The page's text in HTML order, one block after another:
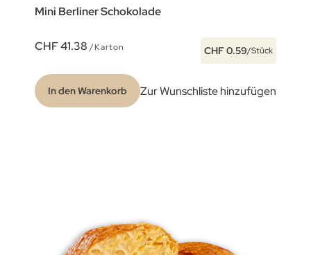
Mini Berliner Schokolade
CHF 41.38 /Karton CHF 0.59/Stück
In den Warenkorb Zur Wunschliste hinzufügen